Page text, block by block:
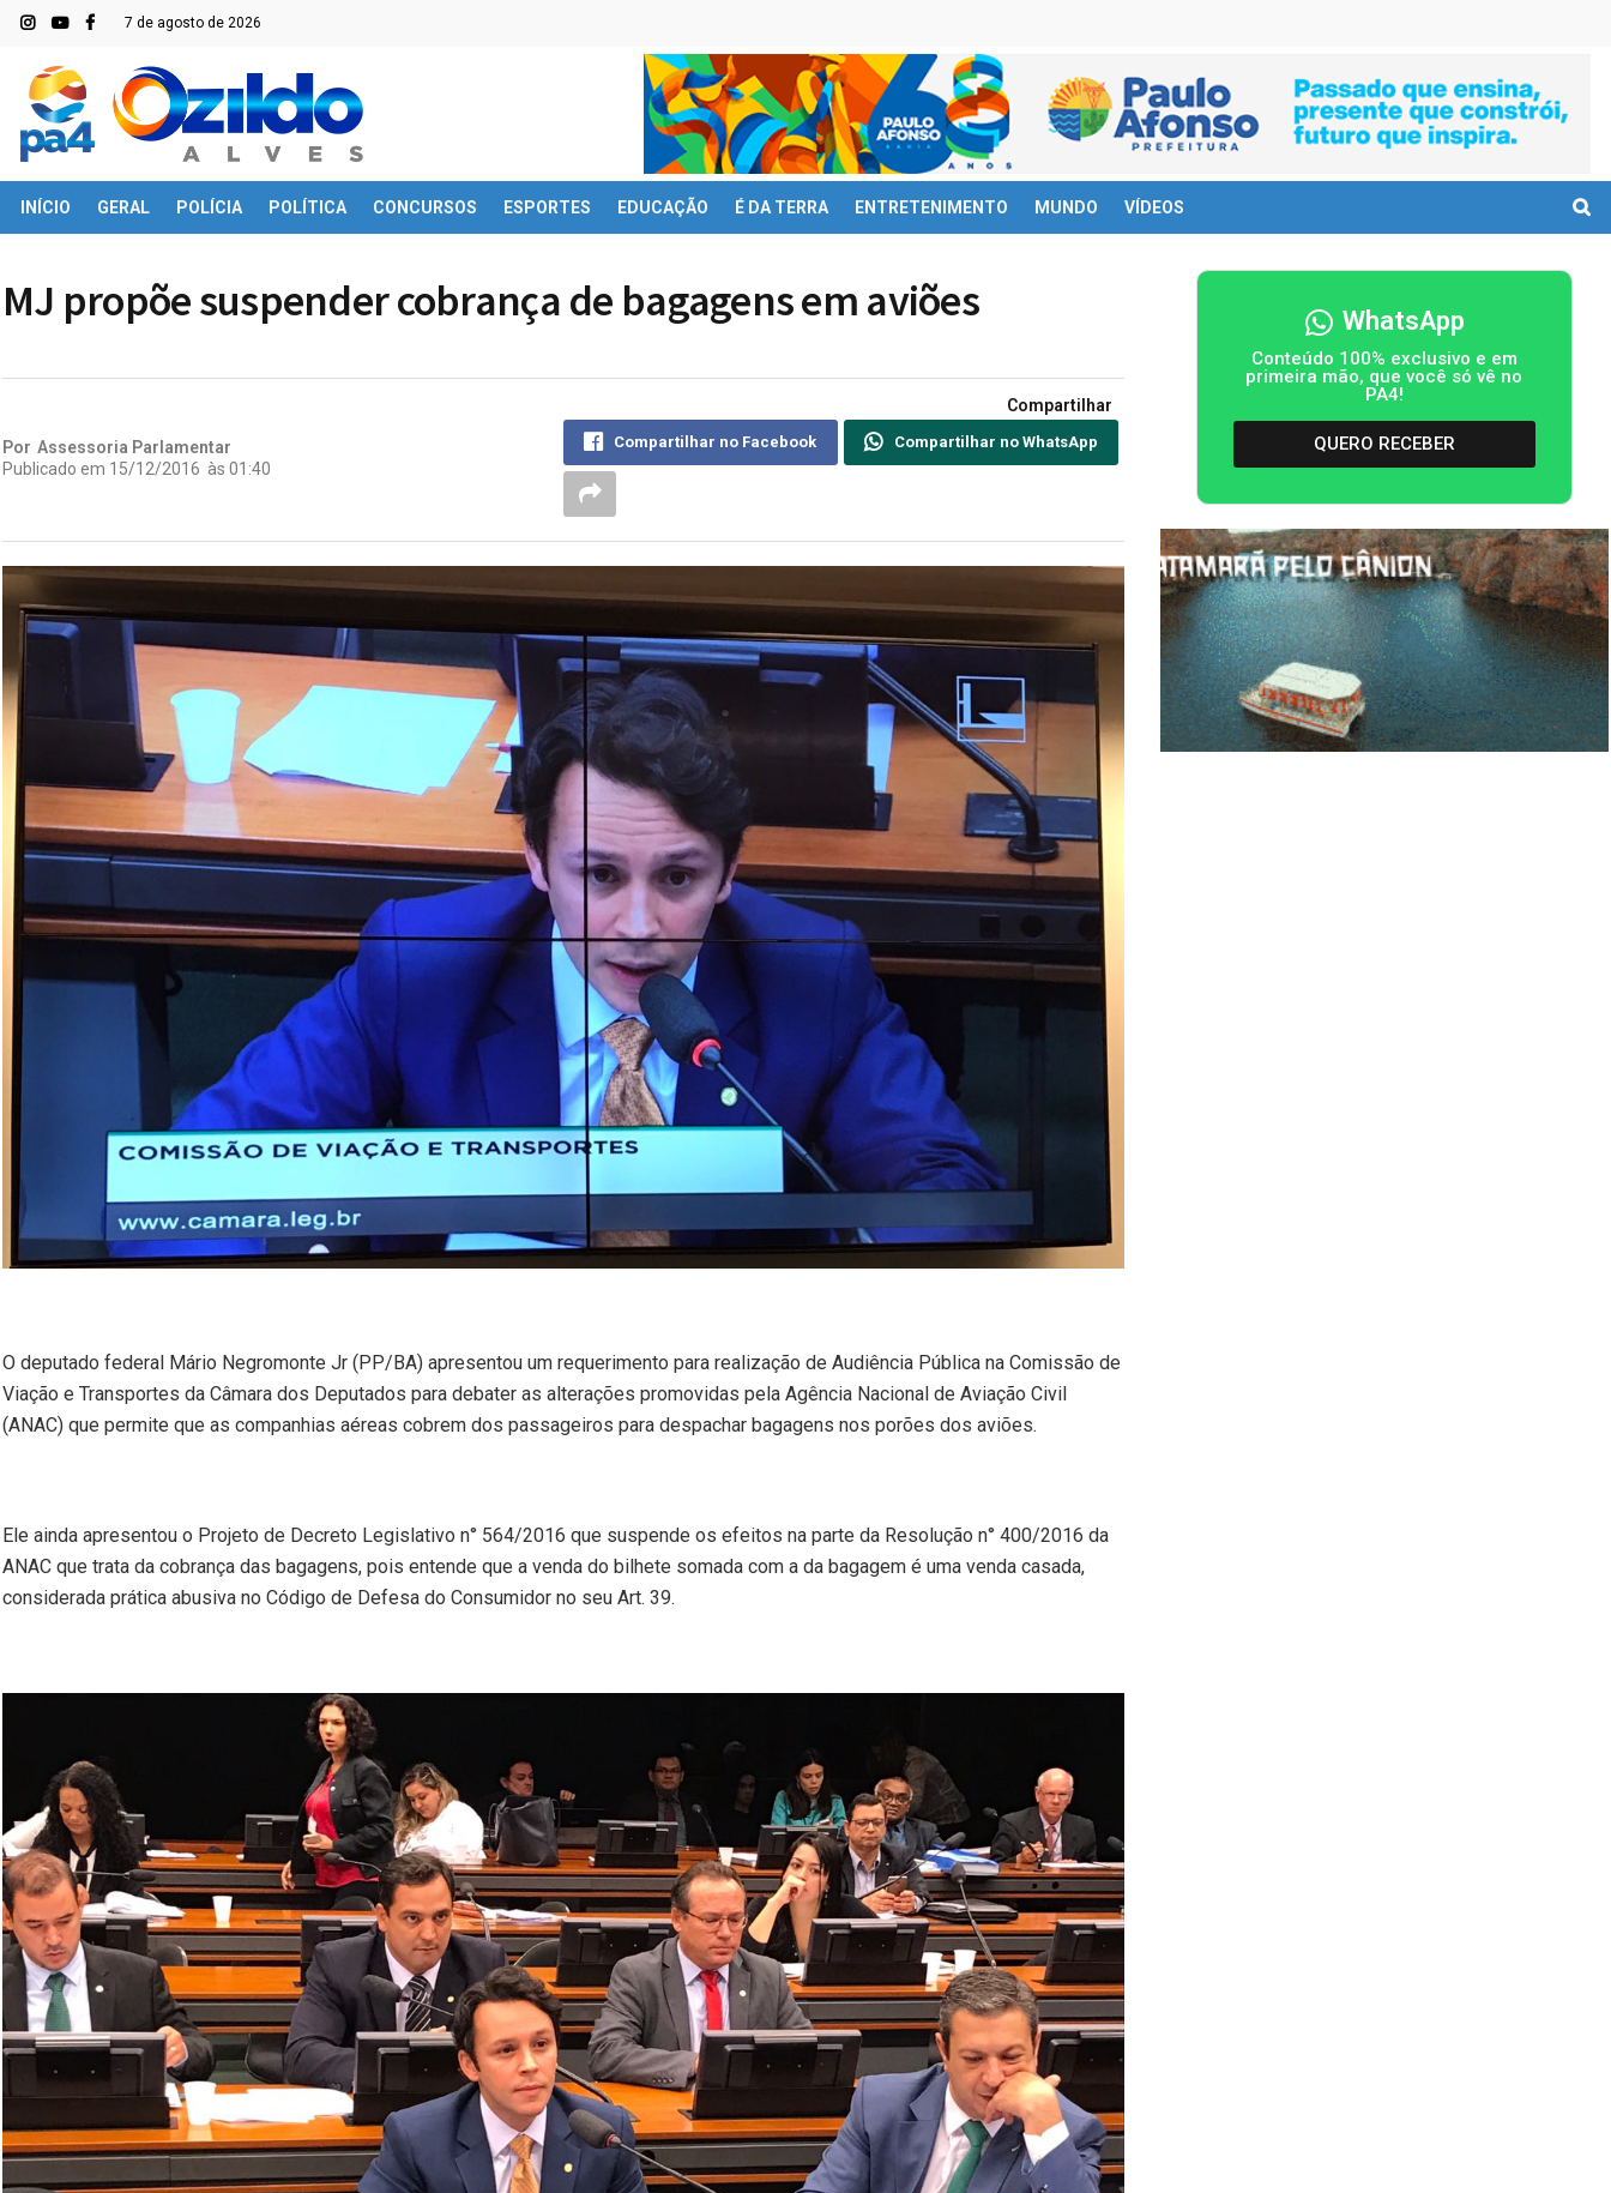
7 de agosto de 2026
INÍCIO GERAL POLÍCIA POLÍTICA CONCURSOS ESPORTES EDUCAÇÃO É DA TERRA ENTRETENIMENTO MUNDO VÍDEOS
MJ propõe suspender cobrança de bagagens em aviões
Por Assessoria Parlamentar
Publicado em 15/12/2016 às 01:40
Compartilhar
Compartilhar no Facebook Compartilhar no WhatsApp
O deputado federal Mário Negromonte Jr (PP/BA) apresentou um requerimento para realização de Audiência Pública na Comissão de
Viação e Transportes da Câmara dos Deputados para debater as alterações promovidas pela Agência Nacional de Aviação Civil
(ANAC) que permite que as companhias aéreas cobrem dos passageiros para despachar bagagens nos porões dos aviões.
Ele ainda apresentou o Projeto de Decreto Legislativo n° 564/2016 que suspende os efeitos na parte da Resolução n° 400/2016 da
ANAC que trata da cobrança das bagagens, pois entende que a venda do bilhete somada com a da bagagem é uma venda casada,
considerada prática abusiva no Código de Defesa do Consumidor no seu Art. 39.
WhatsApp
Conteúdo 100% exclusivo e em
primeira mão, que você só vê no
PA4!
QUERO RECEBER